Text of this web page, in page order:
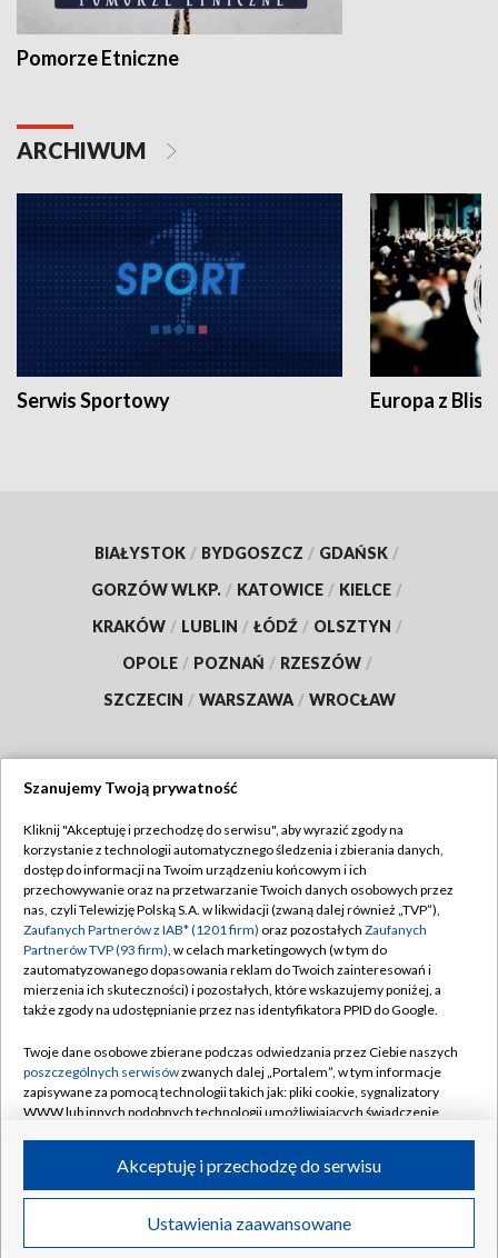
Pomorze Etniczne
ARCHIWUM
Serwis Sportowy Europa z
BIAŁYSTOK / BYDGOSZCZ / GDAŃSK /
GORZÓW WLKP. / KATOWICE / KIELCE /
KRAKÓW / LUBLIN / ŁÓDŹ / OLSZTYN /
OPOLE / POZNAŃ / RZESZÓW /
SZCZECIN / WARSZAWA / WROCŁAW
TVP
Abonament TVP
Emisja w TVP
Centrum informacji TVP
Naziemna Telewizja Cyfrowa
Rada Programowa
System NOS
Informacje o nadawcy
Program dla prasy
Ogłoszenie przetargowe
Regulamin TVP
Polityka prywatności
Moje zgody
Pomoc
Kontakt
Kanały
©2026 Telewizja Polska S.A. w likwidacji
Szanujemy Twoją prywatność
Kliknij "Akceptuję i przechodzę do serwisu", aby wyrazić zgody na
korzystanie z technologii automatycznego śledzenia i zbierania danych,
dostęp do informacji na Twoim urządzeniu końcowym i ich
przechowywanie oraz na przetwarzanie Twoich danych osobowych przez
nas, czyli Telewizję Polską S.A. w likwidacji (zwaną dalej również „TVP”),
Zaufanych Partnerów z IAB* (1201 firm) oraz pozostałych Zaufanych
Partnerów TVP (93 firm), w celach marketingowych (w tym do
zautomatyzowanego dopasowania reklam do Twoich zainteresowań i
mierzenia ich skuteczności) i pozostałych, które wskazujemy poniżej, a
także zgody na udostępnianie przez nas identyfikatora PPID do Google.
Twoje dane osobowe zbierane podczas odwiedzania przez Ciebie naszych
poszczególnych serwisówzwanych dalej „Portalem”, w tym informacje
zapisywane za pomocą technologii takich jak: pliki cookie, sygnalizatory
WWW lub innych podobnych technologii umożliwiających świadczenie
ruchu w Internecie.
Twoje dane osobowe zbierane podczas odwiedzania przez Ciebie
poszczególnych serwisówna Portalu, takie jak adresy IP, identyfikatory
Ustawienia zaawansowane
Akceptuję i przechodzę do serwisu